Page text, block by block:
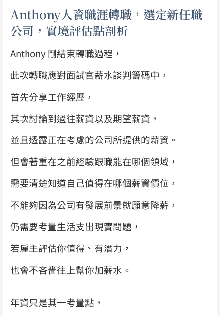
Anthony人資職涯轉職，選定新任職
公司，實境評估點剖析
Anthony 剛結束轉職過程，
此次轉職應對面試官薪水談判籌碼中，
首先分享工作經歷，
其次討論到過往薪資以及期望薪資，
並且透露正在考慮的公司所提供的薪資。
但會著重在之前經驗跟職能在哪個領域，
需要清楚知道自己值得在哪個薪資價位，
不能夠因為公司有發展前景就願意降薪，
仍需要考量生活支出現實問題，
若雇主評估你值得、有潛力，
也會不吝嗇往上幫你加薪水。
年資只是其一考量點，